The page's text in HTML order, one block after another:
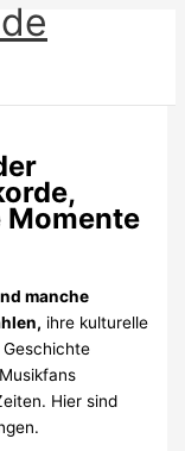
Momente
manche
ihre kulturelle
Hier sind